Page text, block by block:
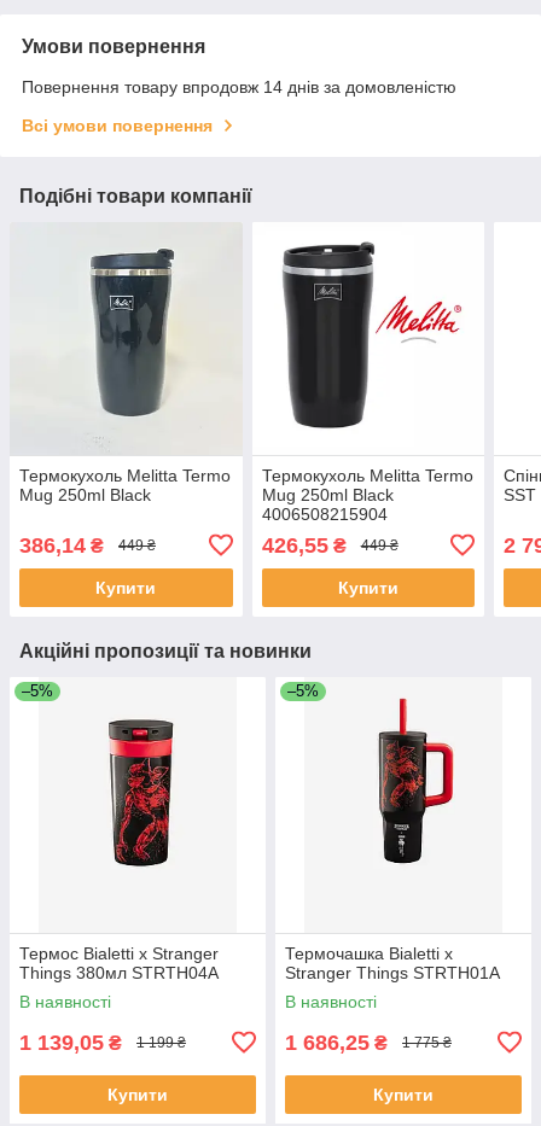
Умови повернення
Повернення товару впродовж 14 днів за домовленістю
Всі умови повернення
Подібні товари компанії
Термокухоль Melitta Termo
Mug 250ml Black
386,14 ₴ 449 ₴
Купити
Термокухоль Melitta Termo
Mug 250ml Black
4006508215904
426,55₴ 449 ₴
Купити
SST
2
Акційні пропозиції та новинки
–5%
Термос Bialetti x Stranger
Things 380мл STRTH04A
В наявності
1 139,05 ₴ 1 199 ₴
Купити
–5%
Термочашка Bialetti x
Stranger Things STRTH01A
В наявності
1 686,25 ₴ 1 775 ₴
Купити